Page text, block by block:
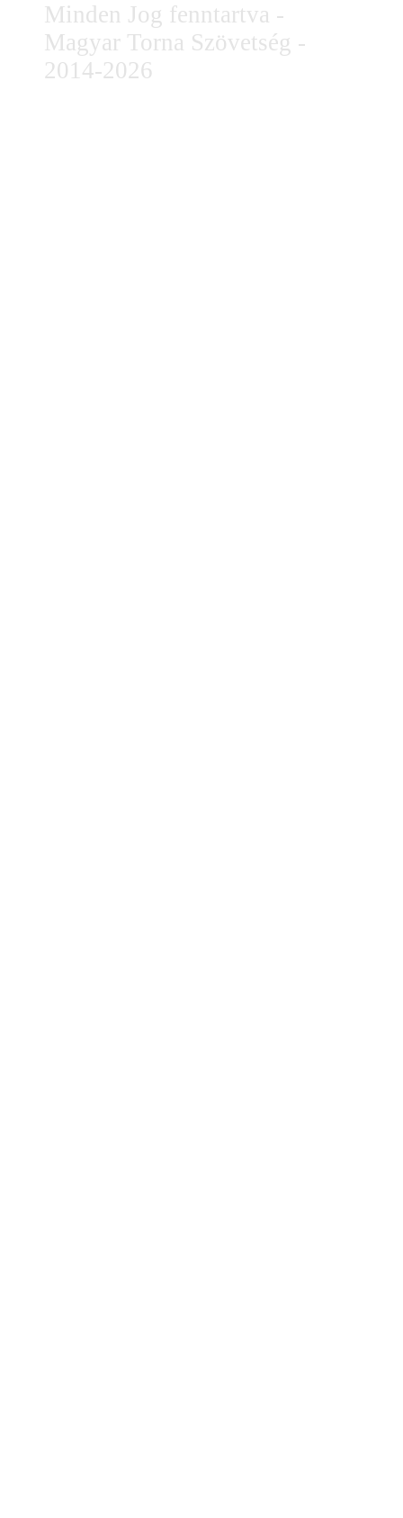
Minden Jog fenntartva -
Magyar Torna Szövetség -
2014-2026